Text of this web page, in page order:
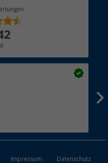
Impressum
Datenschutz